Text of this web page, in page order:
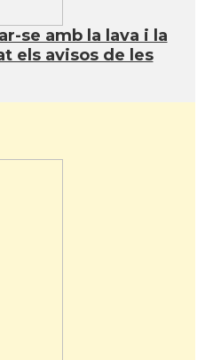
se amb la lava i la
els avisos de les